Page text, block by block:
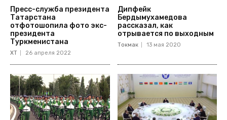
Пресс-служба президента
Татарстана
отфотошопила фото экс-
президента
Туркменистана
ХТ 26 апреля 2022
Дипфейк
Бердымухамедова
рассказал, как
отрывается по выходным
Токмак 13 мая 2020